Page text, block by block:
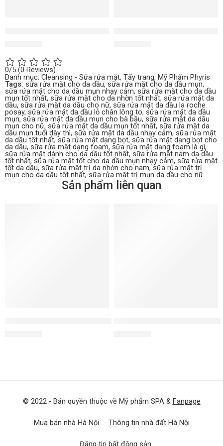
0/5 (0 Reviews)
Danh mục: Cleansing - Sữa rửa mặt, Tẩy trang, Mỹ Phẩm Phyris
Tags: sữa rửa mặt cho da dầu, sữa rửa mặt cho da dầu mụn,
sữa rửa mặt cho da dầu mụn nhạy cảm, sữa rửa mặt cho da dầu
mụn tốt nhất, sữa rửa mặt cho da nhờn tốt nhất, sữa rửa mặt da
dầu, sữa rửa mặt da dầu cho nữ, sữa rửa mặt da dầu la roche
posay, sữa rửa mặt da dầu lỗ chân lông to, sữa rửa mặt da dầu
mụn, sữa rửa mặt da dầu mụn cho bà bầu, sữa rửa mặt da dầu
mụn cho nữ, sữa rửa mặt da dầu mụn tốt nhất, sữa rửa mặt da
dầu mụn tuổi dậy thì, sữa rửa mặt da dầu nhạy cảm, sữa rửa mặt
da dầu tốt nhất, sữa rửa mặt dạng bọt, sữa rửa mặt dạng bọt cho
da dầu, sữa rửa mặt dạng foam, sữa rửa mặt dạng foam là gì,
sữa rửa mặt dành cho da dầu tốt nhất, sữa rửa mặt nam da dầu
tốt nhất, sữa rửa mặt tốt cho da dầu mụn nhạy cảm, sữa rửa mặt
tốt da dầu, sữa rửa mặt trị da nhờn cho nam, sữa rửa mặt trị
mụn cho da dầu tốt nhất, sữa rửa mặt trị mụn da dầu cho nữ
Sản phẩm liên quan
© 2022 - Bản quyền thuộc về Mỹ phẩm SPA & Fanpage
Mua bán nhà Hà Nội Thông tin nhà đất Hà Nội
Đăng tin bất động sản